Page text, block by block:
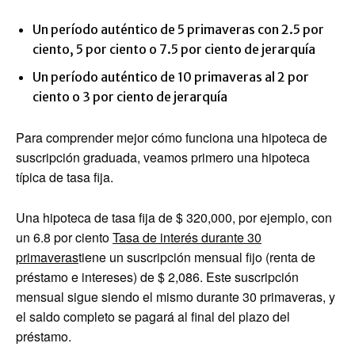
Un período auténtico de 5 primaveras con 2.5 por
ciento, 5 por ciento o 7.5 por ciento de jerarquía
Un período auténtico de 10 primaveras al 2 por
ciento o 3 por ciento de jerarquía
Para comprender mejor cómo funciona una hipoteca de
suscripción graduada, veamos primero una hipoteca
típica de tasa fija.
Una hipoteca de tasa fija de $ 320,000, por ejemplo, con
un 6.8 por cientoTasa de interés durante 30
primaverastiene un suscripción mensual fijo (renta de
préstamo e intereses) de $ 2,086. Este suscripción
mensual sigue siendo el mismo durante 30 primaveras, y
el saldo completo se pagará al final del plazo del
préstamo.